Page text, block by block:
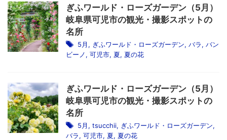
ぎふワールド・ローズガーデン（5月）
岐阜県可児市の観光・撮影スポットの
名所
5月, ぎふワールド・ローズガーデン, バラ, バン
ビーノ, 可児市, 夏, 夏の花
ぎふワールド・ローズガーデン（5月）
岐阜県可児市の観光・撮影スポットの
名所
5月, tsucchii, ぎふワールド・ローズガーデン,
バラ, 可児市, 夏, 夏の花